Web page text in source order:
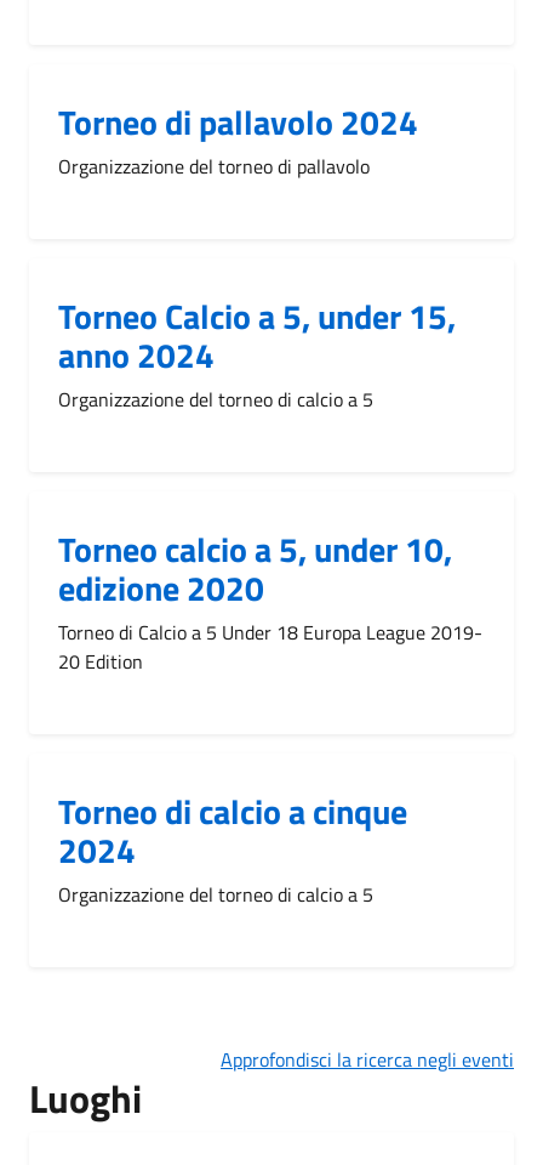
Torneo di pallavolo 2024
Organizzazione del torneo di pallavolo
Torneo Calcio a 5, under 15,
anno 2024
Organizzazione del torneo di calcio a 5
Torneo calcio a 5, under 10,
edizione 2020
Torneo di Calcio a 5 Under 18 Europa League 2019-
20 Edition
Torneo di calcio a cinque
2024
Organizzazione del torneo di calcio a 5
Approfondisci la ricerca negli eventi
Luoghi